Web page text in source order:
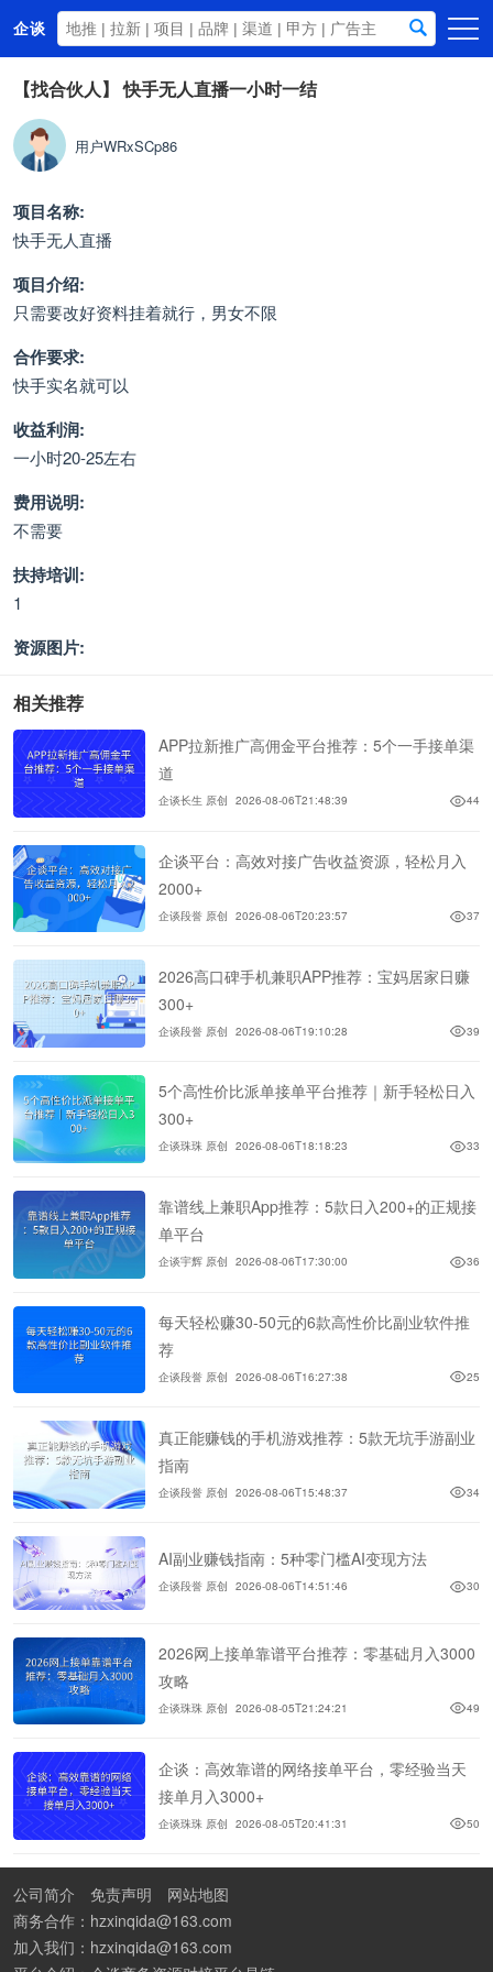
企谈
首页
商务资源
资讯动态
关于我们
【找合伙人】 快手无人直播一小时一结
用户WRxSCp86
项目名称:
快手无人直播
项目介绍:
只需要改好资料挂着就行，男女不限
合作要求:
快手实名就可以
收益利润:
一小时20-25左右
费用说明:
不需要
扶持培训:
1
资源图片:
相关推荐
APP拉新推广高佣金平台推荐：5个一手接单渠
道
企谈长生 原创 2026-08-06T21:48:39 44
企谈平台：高效对接广告收益资源，轻松月入
2000+
企谈段誉 原创 2026-08-06T20:23:57 37
2026高口碑手机兼职APP推荐：宝妈居家日赚
300+
企谈段誉 原创 2026-08-06T19:10:28 39
5个高性价比派单接单平台推荐｜新手轻松日入
300+
企谈珠珠 原创 2026-08-06T18:18:23 33
靠谱线上兼职App推荐：5款日入200+的正规接
单平台
企谈宇辉 原创 2026-08-06T17:30:00 36
每天轻松赚30-50元的6款高性价比副业软件推
荐
企谈段誉 原创 2026-08-06T16:27:38 25
真正能赚钱的手机游戏推荐：5款无坑手游副业
指南
企谈段誉 原创 2026-08-06T15:48:37 34
AI副业赚钱指南：5种零门槛AI变现方法
企谈段誉 原创 2026-08-06T14:51:46 30
2026网上接单靠谱平台推荐：零基础月入3000
攻略
企谈珠珠 原创 2026-08-05T21:24:21 49
企谈：高效靠谱的网络接单平台，零经验当天
接单月入3000+
企谈珠珠 原创 2026-08-05T20:41:31 50
公司简介 免责声明
网站地图
商务合作：hzxinqida@163.com
加入我们：hzxinqida@163.com